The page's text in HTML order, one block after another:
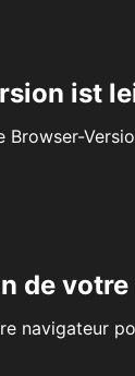
ist
Browser-
de
navigateur